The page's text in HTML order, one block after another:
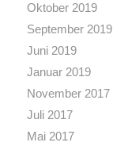
Oktober 2019
September 2019
Juni 2019
Januar 2019
November 2017
Juli 2017
Mai 2017